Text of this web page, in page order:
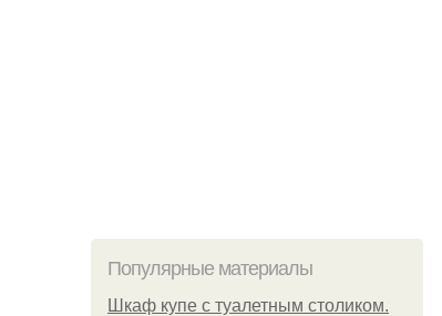
Популярные материалы
Шкаф купе с туалетным столиком.